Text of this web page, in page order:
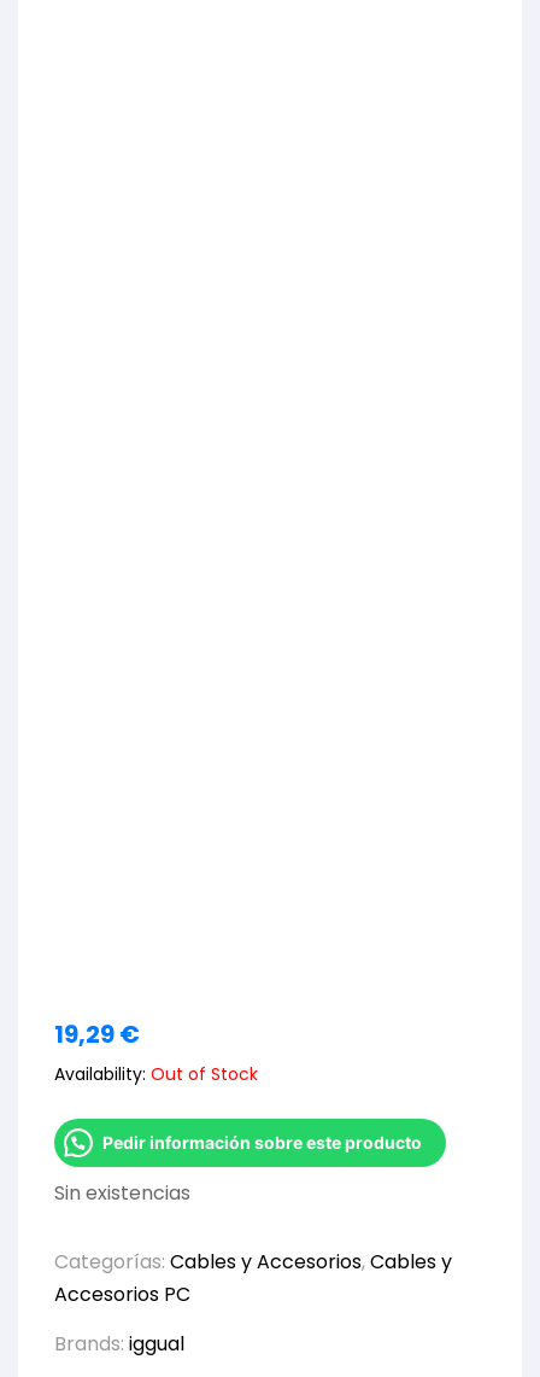
19,29€
Availability: Out of Stock
Pedir información sobre este producto
Sin existencias
Categorías: Cables y Accesorios,Cables y
Accesorios PC
Brands: iggual